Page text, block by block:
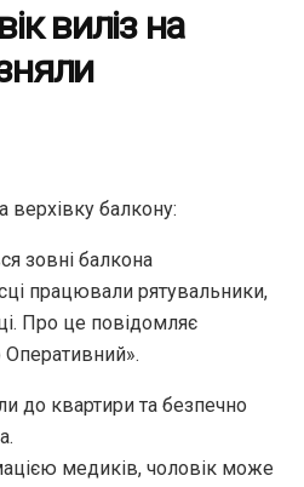
виліз на
верхівку балкону:
зовні балкона
працювали рятувальники,
Про це повідомляє
до квартири та безпечно
медиків, чоловік може